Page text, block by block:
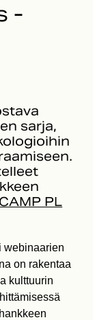
-
sarja,
PL
webinaarien
on rakentaa
kulttuurin